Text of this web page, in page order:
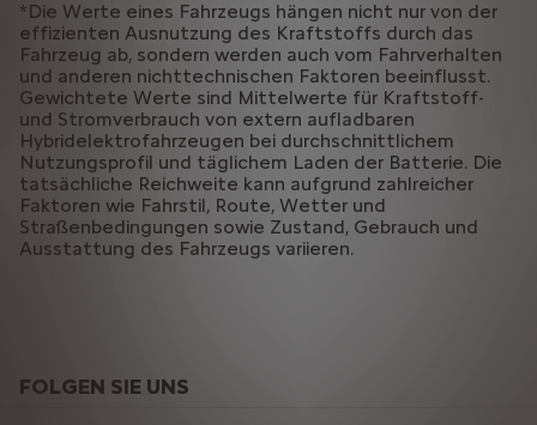
FOLGEN SIE UNS
*Die Werte eines Fahrzeugs hängen nicht nur von der
effizienten Ausnutzung des Kraftstoffs durch das
Fahrzeug ab, sondern werden auch vom Fahrverhalten
und anderen nichttechnischen Faktoren beeinflusst.
Gewichtete Werte sind Mittelwerte für Kraftstoff-
und Stromverbrauch von extern aufladbaren
Hybridelektrofahrzeugen bei durchschnittlichem
Nutzungsprofil und täglichem Laden der Batterie. Die
tatsächliche Reichweite kann aufgrund zahlreicher
Faktoren wie Fahrstil, Route, Wetter und
Straßenbedingungen sowie Zustand, Gebrauch und
Ausstattung des Fahrzeugs variieren.